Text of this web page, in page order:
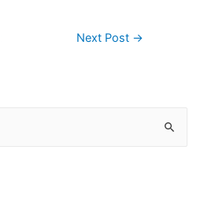
Next Post →